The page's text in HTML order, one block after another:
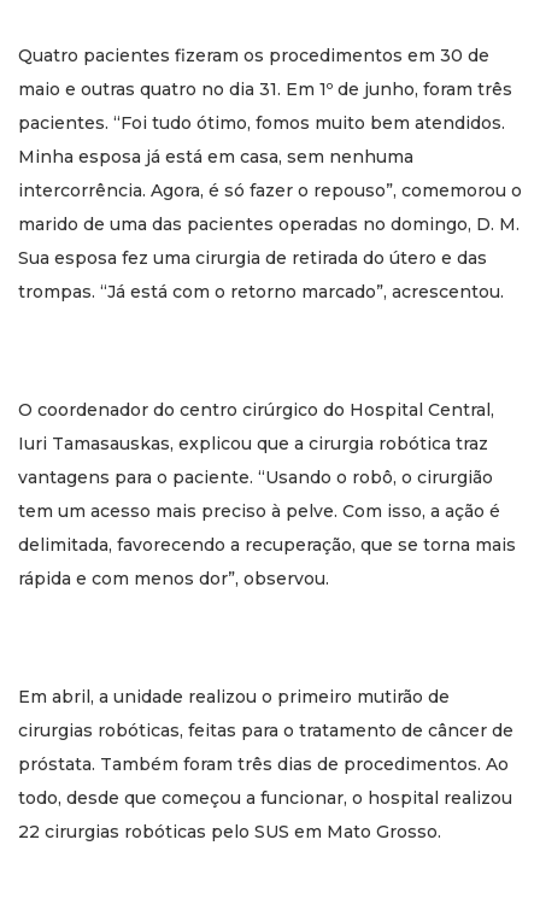
Quatro pacientes fizeram os procedimentos em 30 de
maio e outras quatro no dia 31. Em 1º de junho, foram três
pacientes. “Foi tudo ótimo, fomos muito bem atendidos.
Minha esposa já está em casa, sem nenhuma
intercorrência. Agora, é só fazer o repouso”, comemorou o
marido de uma das pacientes operadas no domingo, D. M.
Sua esposa fez uma cirurgia de retirada do útero e das
trompas. “Já está com o retorno marcado”, acrescentou.
O coordenador do centro cirúrgico do Hospital Central,
Iuri Tamasauskas, explicou que a cirurgia robótica traz
vantagens para o paciente. “Usando o robô, o cirurgião
tem um acesso mais preciso à pelve. Com isso, a ação é
delimitada, favorecendo a recuperação, que se torna mais
rápida e com menos dor”, observou.
Em abril, a unidade realizou o primeiro mutirão de
cirurgias robóticas, feitas para o tratamento de câncer de
próstata. Também foram três dias de procedimentos. Ao
todo, desde que começou a funcionar, o hospital realizou
22 cirurgias robóticas pelo SUS em Mato Grosso.